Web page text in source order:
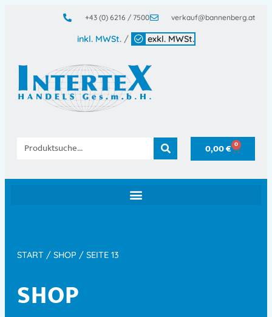
+43 (0) 6216 / 7500 verkauf@bannenberg.at
inkl. MWSt./ exkl. MWSt.
0,00€ 0
START / SHOP / SEITE 13
SHOP